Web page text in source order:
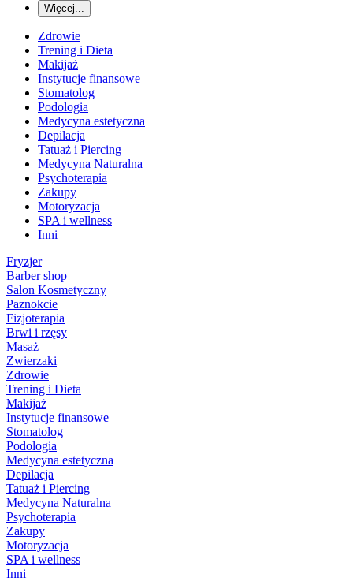
Więcej...
Zdrowie
Trening i Dieta
Makijaż
Instytucje finansowe
Stomatolog
Podologia
Medycyna estetyczna
Depilacja
Tatuaż i Piercing
Medycyna Naturalna
Psychoterapia
Zakupy
Motoryzacja
SPA i wellness
Inni
Fryzjer
Barber shop
Salon Kosmetyczny
Paznokcie
Fizjoterapia
Brwi i rzęsy
Masaż
Zwierzaki
Zdrowie
Trening i Dieta
Makijaż
Instytucje finansowe
Stomatolog
Podologia
Medycyna estetyczna
Depilacja
Tatuaż i Piercing
Medycyna Naturalna
Psychoterapia
Zakupy
Motoryzacja
SPA i wellness
Inni